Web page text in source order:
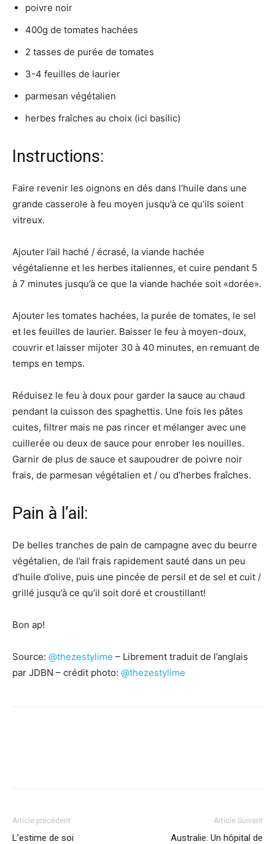
poivre noir
400g de tomates hachées
2 tasses de purée de tomates
3-4 feuilles de laurier
parmesan végétalien
herbes fraîches au choix (ici basilic)
Instructions:
Faire revenir les oignons en dés dans l’huile dans une
grande casserole à feu moyen jusqu’à ce qu’ils soient
vitreux.
Ajouter l’ail haché / écrasé, la viande hachée
végétalienne et les herbes italiennes, et cuire pendant 5
à 7 minutes jusqu’à ce que la viande hachée soit «dorée».
Ajouter les tomates hachées, la purée de tomates, le sel
et les feuilles de laurier. Baisser le feu à moyen-doux,
couvrir et laisser mijoter 30 à 40 minutes, en remuant de
temps en temps.
Réduisez le feu à doux pour garder la sauce au chaud
pendant la cuisson des spaghettis. Une fois les pâtes
cuites, filtrer mais ne pas rincer et mélanger avec une
cuillerée ou deux de sauce pour enrober les nouilles.
Garnir de plus de sauce et saupoudrer de poivre noir
frais, de parmesan végétalien et / ou d’herbes fraîches.
Pain à l’ail:
De belles tranches de pain de campagne avec du beurre
végétalien, de l’ail frais rapidement sauté dans un peu
d’huile d’olive, puis une pincée de persil et de sel et cuit /
grillé jusqu’à ce qu’il soit doré et croustillant!
Bon ap!
Source: @thezestylime – Librement traduit de l’anglais
par JDBN – crédit photo: @thezestylime
Article précédent
L’estime de soi
Article Suivant
Australie: Un hôpital de